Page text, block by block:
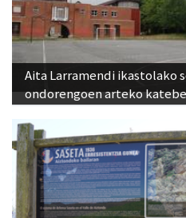
Aita Larramendi ikastolako
ondorengoen arteko